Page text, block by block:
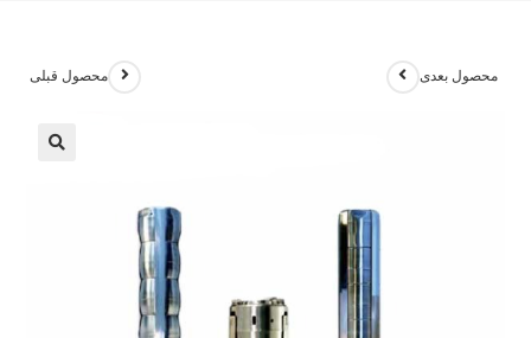
محصول قبلی محصول بعدی